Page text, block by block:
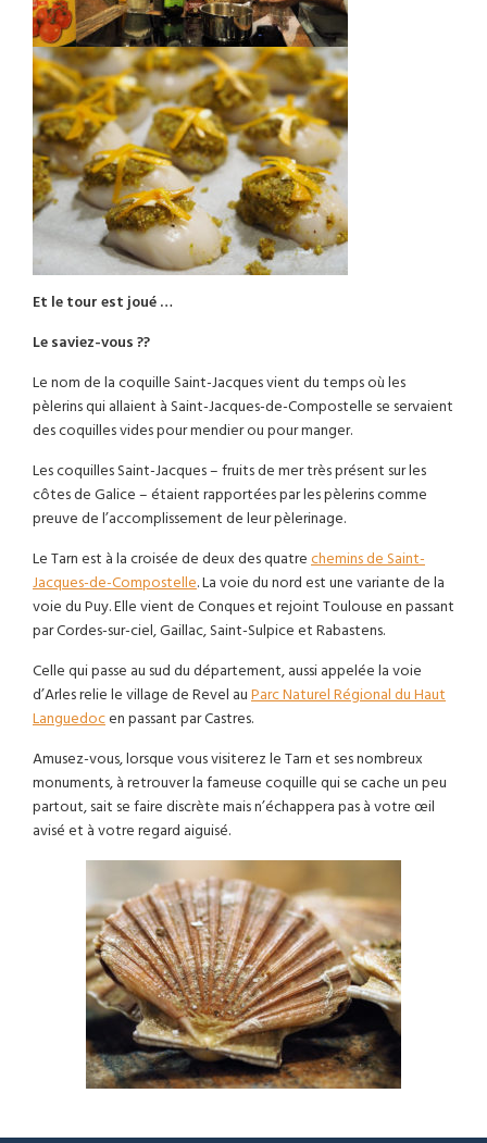
Et le tour est joué …
Le saviez-vous ??
Le nom de la coquille Saint-Jacques vient du temps où les
pèlerins qui allaient à Saint-Jacques-de-Compostelle se servaient
des coquilles vides pour mendier ou pour manger.
Les coquilles Saint-Jacques – fruits de mer très présent sur les
côtes de Galice – étaient rapportées par les pèlerins comme
preuve de l’accomplissement de leur pèlerinage.
Le Tarn est à la croisée de deux des quatrechemins de Saint-
Jacques-de-Compostelle. La voie du nord est une variante de la
voie du Puy. Elle vient de Conques et rejoint Toulouse en passant
par Cordes-sur-ciel, Gaillac, Saint-Sulpice et Rabastens.
Celle qui passe au sud du département, aussi appelée la voie
d’Arles relie le village de Revel auParc Naturel Régional du Haut
Languedocen passant par Castres.
Amusez-vous, lorsque vous visiterez le Tarn et ses nombreux
monuments, à retrouver la fameuse coquille qui se cache un peu
partout, sait se faire discrète mais n’échappera pas à votre œil
avisé et à votre regard aiguisé.